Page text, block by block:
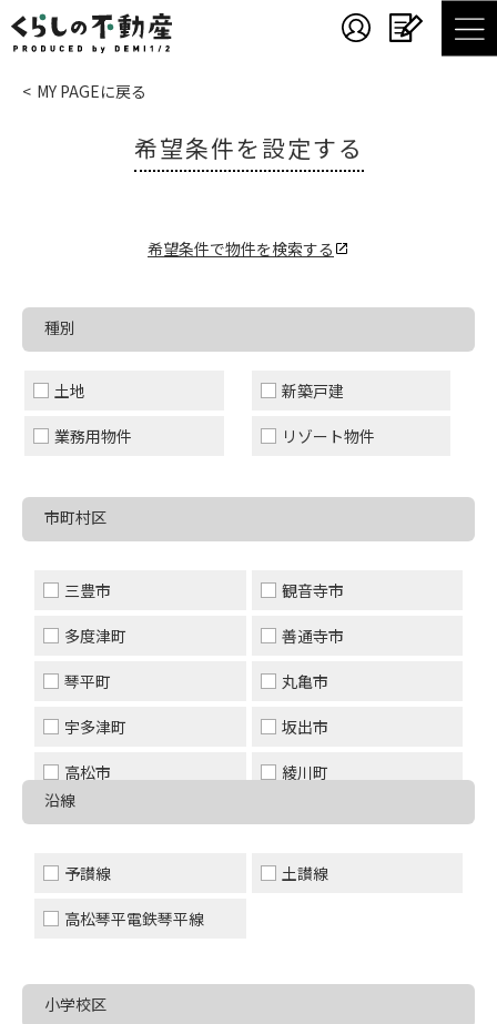
MY PAGEに戻る
希望条件を設定する
希望条件で物件を検索する
種別
土地 新築戸建
業務用物件 リゾート物件
市町村区
三豊市 観音寺市
多度津町 善通寺市
琴平町 丸亀市
宇多津町 坂出市
高松市 綾川町
沿線
予讃線 土讃線
高松琴平電鉄琴平線
小学校区